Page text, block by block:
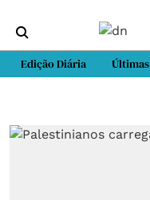
Edição Diária Últimas